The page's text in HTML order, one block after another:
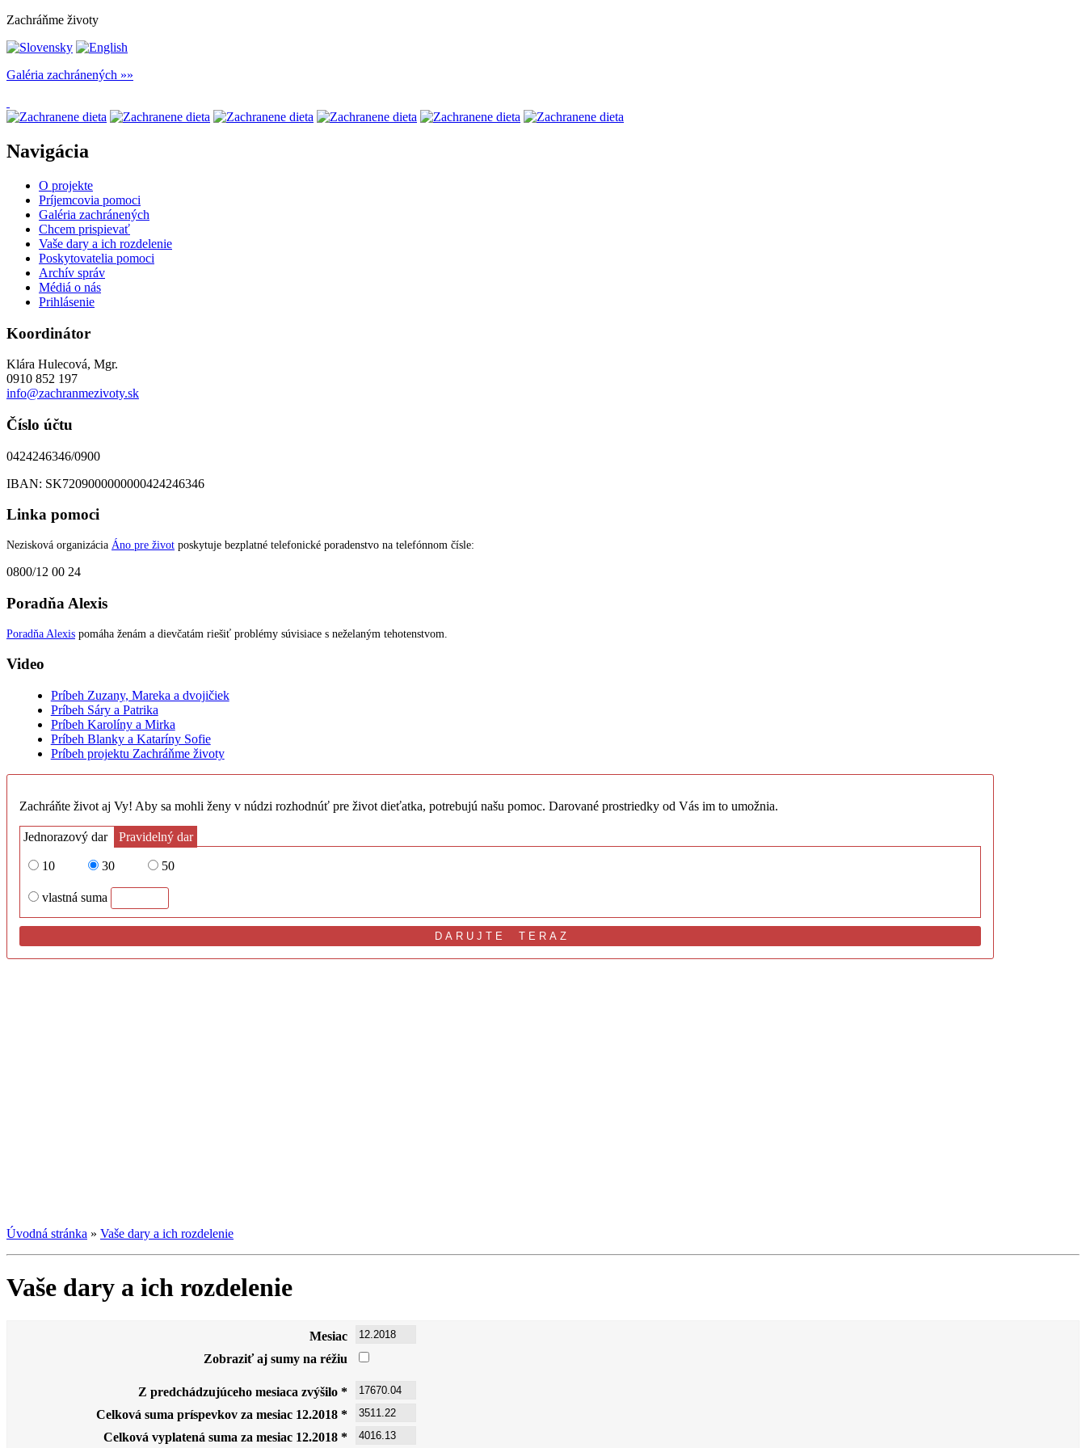
Zachráňme životy
Galéria zachránených
Navigácia
O projekte
Príjemcovia pomoci
Galéria zachránených
Chcem prispievať
Vaše dary a ich rozdelenie
Poskytovatelia pomoci
Archív správ
Médiá o nás
Prihlásenie
Koordinátor
Klára Hulecová, Mgr.
0910 852 197
info@zachranmezivoty.sk
Číslo účtu
0424246346/0900
IBAN: SK7209000000000424246346
Linka pomoci
Nezisková organizácia Áno pre život poskytuje bezplatné telefonické poradenstvo na telefónnom čísle:
0800/12 00 24
Poradňa Alexis
Poradňa Alexis pomáha ženám a dievčatám riešiť problémy súvisiace s neželaným tehotenstvom.
Video
Príbeh Zuzany, Mareka a dvojičiek
Príbeh Sáry a Patrika
Príbeh Karolíny a Mirka
Príbeh Blanky a Kataríny Sofie
Príbeh projektu Zachráňme životy
Úvodná stránka » Vaše dary a ich rozdelenie
Vaše dary a ich rozdelenie
Mesiac
Zobraziť aj sumy na réžiu
Z predchádzujúceho mesiaca zvýšilo *
Celková suma príspevkov za mesiac 12.2018 *
Celková vyplatená suma za mesiac 12.2018 *